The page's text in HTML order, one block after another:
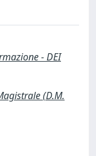
- DEI
(D.M.